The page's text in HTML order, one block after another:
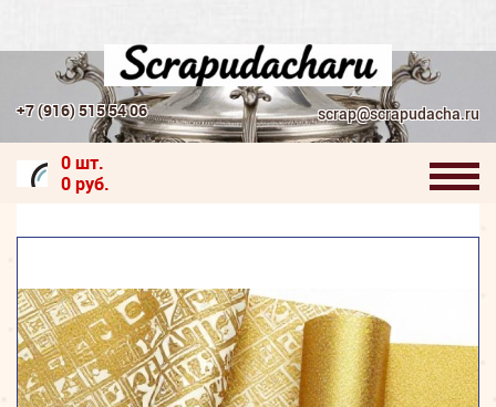
+7 (916) 515 54 06 scrap@scrapudacha.ru
0 шт.
0 руб.